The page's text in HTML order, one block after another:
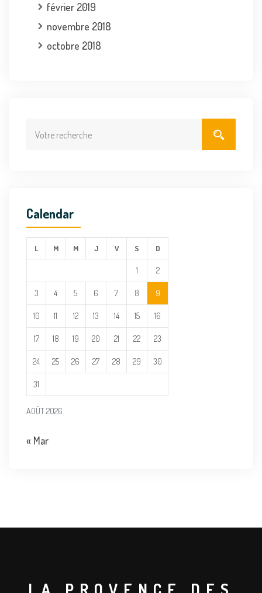
février 2019
novembre 2018
octobre 2018
Calendar
AOÛT 2026
L M M J V S D
1 2
3 4 5 6 7 8 9
10 11 12 13 14 15 16
17 18 19 20 21 22 23
24 25 26 27 28 29 30
31
« Mar